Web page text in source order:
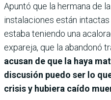
Apuntó que la hermana de
instalaciones están
estaba teniendo una
expareja, que la abandonó
acusan de que la haya
discusión puedo ser lo
crisis y hubiera caído